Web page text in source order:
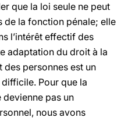
que la loi seule ne peut
de la fonction pénale; elle
l’intérêt effectif des
adaptation du droit à la
des personnes est un
Pour que la
pas un
nous avons